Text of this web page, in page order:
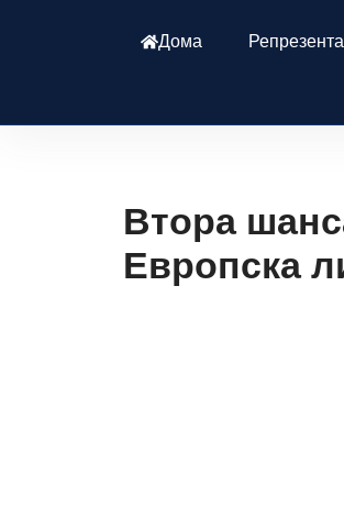
Дома
Втора
Европска